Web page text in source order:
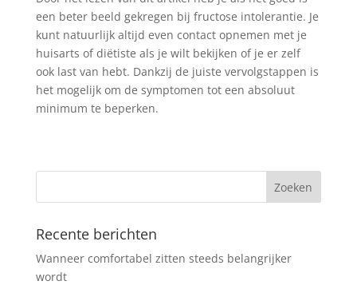
een beter beeld gekregen bij fructose intolerantie. Je
kunt natuurlijk altijd even contact opnemen met je
huisarts of diëtiste als je wilt bekijken of je er zelf
ook last van hebt. Dankzij de juiste vervolgstappen is
het mogelijk om de symptomen tot een absoluut
minimum te beperken.
Recente berichten
Wanneer comfortabel zitten steeds belangrijker
wordt